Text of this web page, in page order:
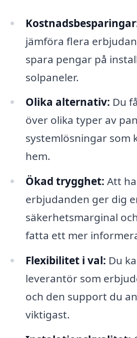
jämföra flera
spara pengar på
solpaneler.
Olika alternativ: Du
över olika typer av
systemlösningar som
hem.
Ökad trygghet: Att
erbjudanden ger dig
säkerhetsmarginal
fatta ett mer
Flexibilitet i val: Du
leverantör som
och den support du
viktigast.